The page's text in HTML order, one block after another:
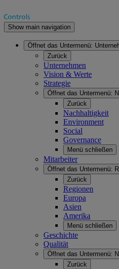
Show main navigation
Öffnet das Untermenü:
Zurück
Unternehmen
Vision & Werte
Strategie
Öffnet das Untermenü:
Zurück
Nachhaltigkeit
Environment
Social
Governance
Menü schließen
Mitarbeiter
Öffnet das Untermenü:
Zurück
Regionen
Europa
Asien
Amerika
Menü schließen
Geschichte
Qualität
Öffnet das Untermenü:
Zurück